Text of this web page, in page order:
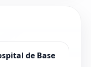
de Base